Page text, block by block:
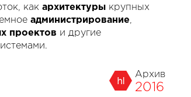
как архитектуры крупных
администрирование,
проектов и другие
Архив
2016